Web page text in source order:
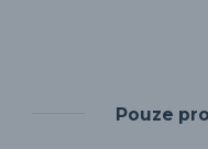
Pouze